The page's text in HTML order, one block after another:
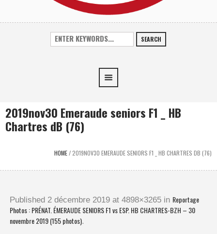
SEARCH
2019nov30 Emeraude seniors F1 _ HB
Chartres dB (76)
HOME/2019NOV30 EMERAUDE SENIORS F1 _ HB CHARTRES DB (76)
Published 2 décembre 2019 at 4898×3265 in Reportage
Photos : PRÉNAT. ÉMERAUDE SENIORS F1 vs ESP. HB CHARTRES-BZH – 30
novembre 2019 (155 photos).